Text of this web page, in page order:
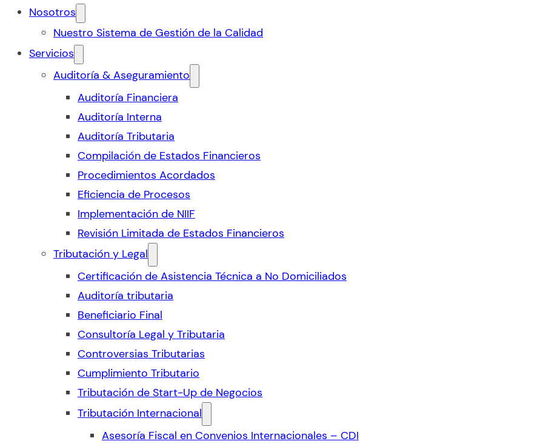
Nosotros
Nuestro Sistema de Gestión de la Calidad
Servicios
Auditoría & Aseguramiento
Auditoría Financiera
Auditoría Interna
Auditoría Tributaria
Compilación de Estados Financieros
Procedimientos Acordados
Eficiencia de Procesos
Implementación de NIIF
Revisión Limitada de Estados Financieros
Tributación y Legal
Certificación de Asistencia Técnica a No Domiciliados
Auditoría tributaria
Beneficiario Final
Consultoría Legal y Tributaria
Controversias Tributarias
Cumplimiento Tributario
Tributación de Start-Up de Negocios
Tributación Internacional
Asesoría Fiscal en Convenios Internacionales – CDI